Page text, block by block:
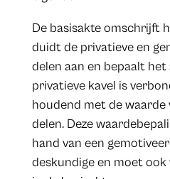
De basisakte omschrijft
duidt de privatieve en
delen aan en bepaalt
privatieve kavel is
houdend met de waarde
delen. Deze
hand van een
deskundige en moet